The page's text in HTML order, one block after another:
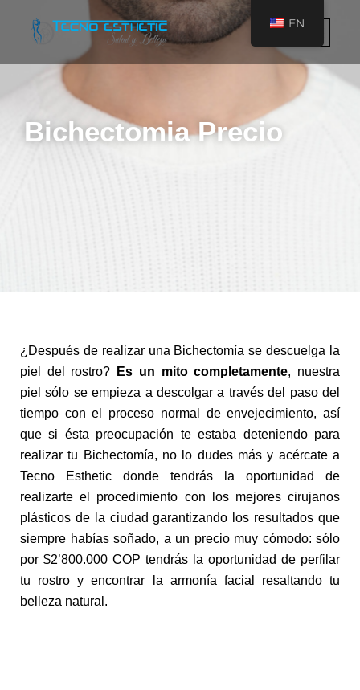
Bichectomia Precio
¿Después de realizar una Bichectomía se descuelga la
piel del rostro?
Es un mito completamente, nuestra
piel sólo se empieza a descolgar a través del paso del
tiempo con el proceso normal de envejecimiento, así
que si ésta preocupación te estaba deteniendo para
realizar tu Bichectomía, no lo dudes más y acércate a
Tecno Esthetic donde tendrás la oportunidad de
realizarte el procedimiento con los mejores cirujanos
plásticos de la ciudad garantizando los resultados que
siempre habías soñado, a un precio muy cómodo: sólo
por $2’800.000 COP tendrás la oportunidad de perfilar
tu rostro y encontrar la armonía facial resaltando tu
belleza natural.
EN